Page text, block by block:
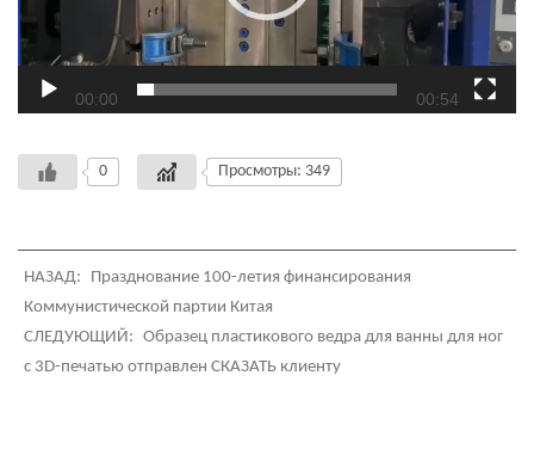
00:00 00:54
0 Просмотры: 349
НАЗАД:
Празднование 100-летия финансирования
Коммунистической партии Китая
СЛЕДУЮЩИЙ: Образец пластикового ведра для ванны для ног
с 3D-печатью отправлен СКАЗАТЬ клиенту